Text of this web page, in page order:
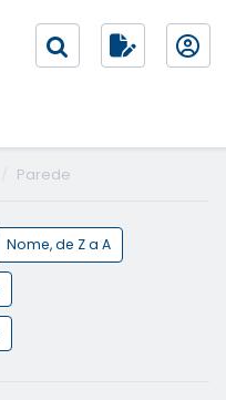
Parede
Nome, de Z a A